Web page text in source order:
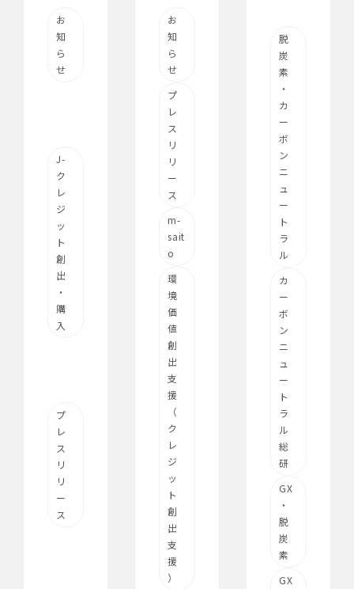
お
知
ら
せ
J-
ク
レ
ジ
ッ
ト
創
出
・
購
入
プ
レ
ス
リ
リ
ー
ス
お
知
ら
せ
プ
レ
ス
リ
リ
ー
ス
m-
sait
o
環
境
価
値
創
出
支
援
（
ク
レ
ジ
ッ
ト
創
出
支
援
）
脱
炭
素
・
カ
ー
ボ
ン
ニ
ュ
ー
ト
ラ
ル
カ
ー
ボ
ン
ニ
ュ
ー
ト
ラ
ル
総
研
GX
・
脱
炭
素
GX